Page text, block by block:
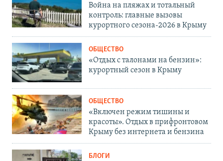
Война на пляжах и тотальный
контроль: главные вызовы
курортного сезона-2026 в Крыму
ОБЩЕСТВО
«Отдых с талонами на бензин»:
курортный сезон в Крыму
ОБЩЕСТВО
«Включен режим тишины и
красоты». Отдых в прифронтовом
Крыму без интернета и бензина
БЛОГИ